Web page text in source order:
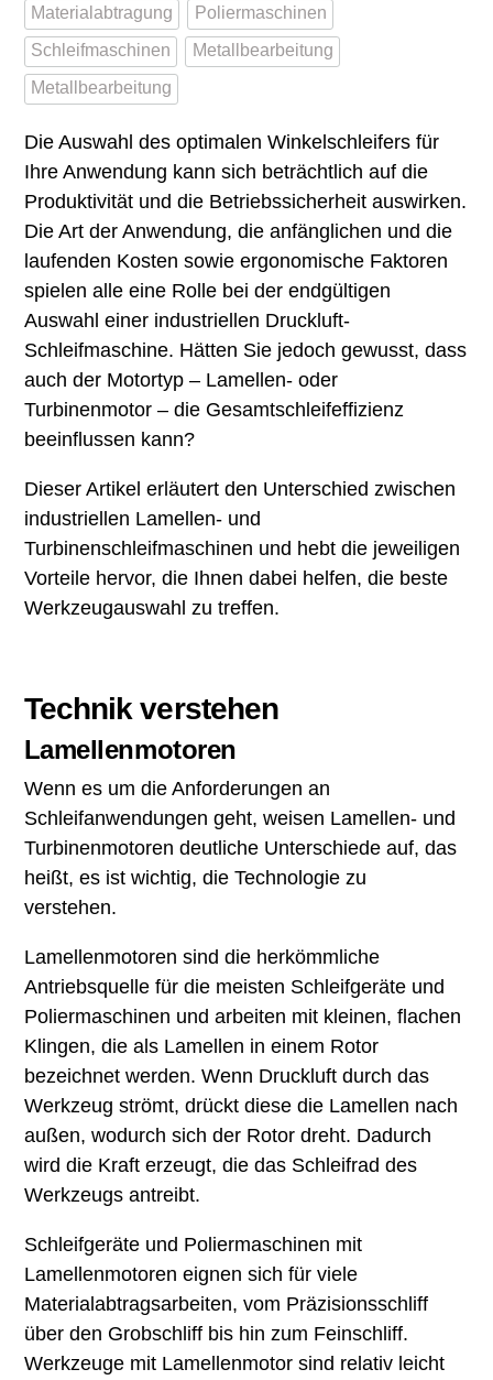
Materialabtragung
Poliermaschinen
Schleifmaschinen
Metallbearbeitung
Metallbearbeitung
Die Auswahl des optimalen Winkelschleifers für
Ihre Anwendung kann sich beträchtlich auf die
Produktivität und die Betriebssicherheit auswirken.
Die Art der Anwendung, die anfänglichen und die
laufenden Kosten sowie ergonomische Faktoren
spielen alle eine Rolle bei der endgültigen
Auswahl einer industriellen Druckluft-
Schleifmaschine. Hätten Sie jedoch gewusst, dass
auch der Motortyp – Lamellen- oder
Turbinenmotor – die Gesamtschleifeffizienz
beeinflussen kann?
Dieser Artikel erläutert den Unterschied zwischen
industriellen Lamellen- und
Turbinenschleifmaschinen und hebt die jeweiligen
Vorteile hervor, die Ihnen dabei helfen, die beste
Werkzeugauswahl zu treffen.
Technik verstehen
Lamellenmotoren
Wenn es um die Anforderungen an
Schleifanwendungen geht, weisen Lamellen- und
Turbinenmotoren deutliche Unterschiede auf, das
heißt, es ist wichtig, die Technologie zu
verstehen.
Lamellenmotoren sind die herkömmliche
Antriebsquelle für die meisten Schleifgeräte und
Poliermaschinen und arbeiten mit kleinen, flachen
Klingen, die als Lamellen in einem Rotor
bezeichnet werden. Wenn Druckluft durch das
Werkzeug strömt, drückt diese die Lamellen nach
außen, wodurch sich der Rotor dreht. Dadurch
wird die Kraft erzeugt, die das Schleifrad des
Werkzeugs antreibt.
Schleifgeräte und Poliermaschinen mit
Lamellenmotoren eignen sich für viele
Materialabtragsarbeiten, vom Präzisionsschliff
über den Grobschliff bis hin zum Feinschliff.
Werkzeuge mit Lamellenmotor sind relativ leicht